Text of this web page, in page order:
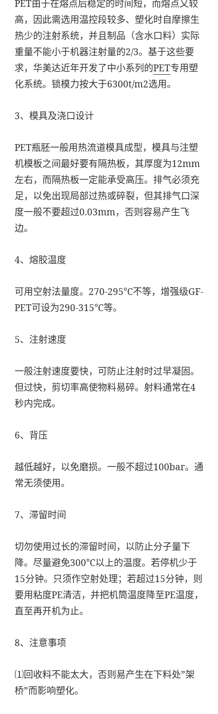
PET由于在熔点后稳定的时间短，而熔点又较
高，因此需选用温控段较多、塑化时自摩擦生
热少的注射系统，并且制品（含水口料）实际
重量不能小于机器注射量的2/3。基于这些要
求，华美达近年开发了中小系列的PET专用塑
化系统。锁模力按大于6300t/m2选用。
3、模具及浇口设计
PET瓶胚一般用热流道模具成型，模具与注塑
机模板之间最好要有隔热板，其厚度为12mm
左右，而隔热板一定能承受高压。排气必须充
足，以免出现局部过热或碎裂，但其排气口深
度一般不要超过0.03mm，否则容易产生飞
边。
4、熔胶温度
可用空射法量度。270-295℃不等，增强级GF-
PET可设为290-315℃等。
5、注射速度
一般注射速度要快，可防止注射时过早凝固。
但过快，剪切率高使物料易碎。射料通常在4
秒内完成。
6、背压
越低越好，以免磨损。一般不超过100bar。通
常无须使用。
7、滞留时间
切勿使用过长的滞留时间，以防止分子量下
降。尽量避免300℃以上的温度。若停机少于
15分钟。只须作空射处理；若超过15分钟，则
要用粘度PE清洁，并把机筒温度降至PE温度，
直至再开机为止。
8、注意事项
⑴回收料不能太大，否则易产生在下料处”架
桥”而影响塑化。